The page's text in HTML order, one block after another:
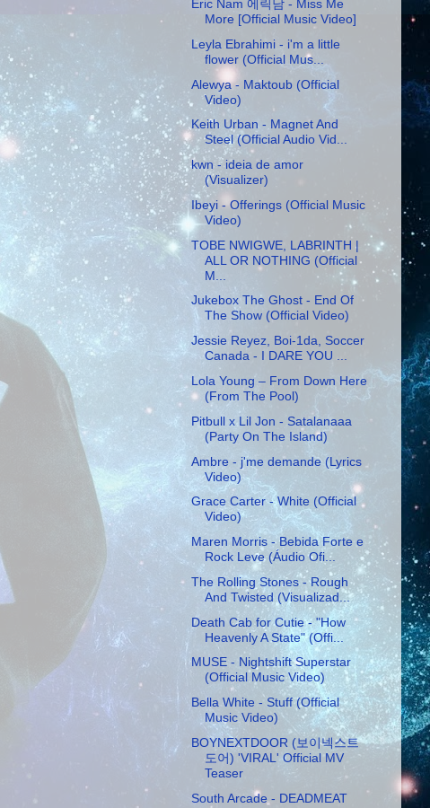
Eric Nam 에릭남 - Miss Me
More [Official Music Video]
Leyla Ebrahimi - i'm a little
flower (Official Mus...
Alewya - Maktoub (Official
Video)
Keith Urban - Magnet And
Steel (Official Audio Vid...
kwn - ideia de amor
(Visualizer)
Ibeyi - Offerings (Official Music
Video)
TOBE NWIGWE, LABRINTH |
ALL OR NOTHING (Official
M...
Jukebox The Ghost - End Of
The Show (Official Video)
Jessie Reyez, Boi-1da, Soccer
Canada - I DARE YOU ...
Lola Young – From Down Here
(From The Pool)
Pitbull x Lil Jon - Satalanaaa
(Party On The Island)
Ambre - j'me demande (Lyrics
Video)
Grace Carter - White (Official
Video)
Maren Morris - Bebida Forte e
Rock Leve (Áudio Ofi...
The Rolling Stones - Rough
And Twisted (Visualizad...
Death Cab for Cutie - "How
Heavenly A State" (Offi...
MUSE - Nightshift Superstar
(Official Music Video)
Bella White - Stuff (Official
Music Video)
BOYNEXTDOOR (보이넥스트
도어) 'VIRAL' Official MV
Teaser
South Arcade - DEADMEAT